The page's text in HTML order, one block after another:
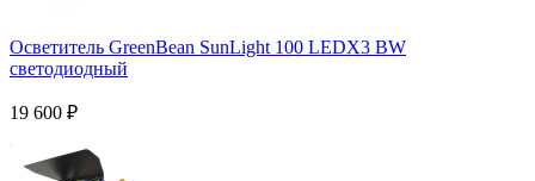
Осветитель GreenBean SunLight 100 LEDX3 BW
светодиодный
19 600 ₽